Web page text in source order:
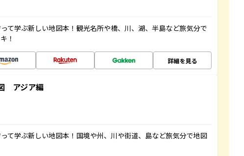
て学ぶ新しい地図本！観光名所や橋、川、湖、半島など旅気分で
！
詳細を見る
アジア編
て学ぶ新しい地図本！国境や州、川や街道、島など旅気分で地図